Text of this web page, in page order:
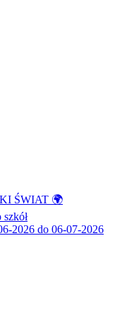
ŚWIAT 🌍
2026 do 06-07-2026